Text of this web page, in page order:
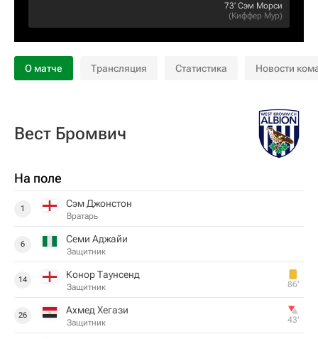
73‎’‎ Сэм Морси
(Киффер Мур)
О матче Трансляция Статистика Новости
Вест Бромвич
На поле
1 Сэм Джонстон
Вратарь
6 Семи Аджайи
Защитник
14 Конор Таунсенд
Защитник 86‎’‎
26 Ахмед Хегази
Защитник 43‎’‎